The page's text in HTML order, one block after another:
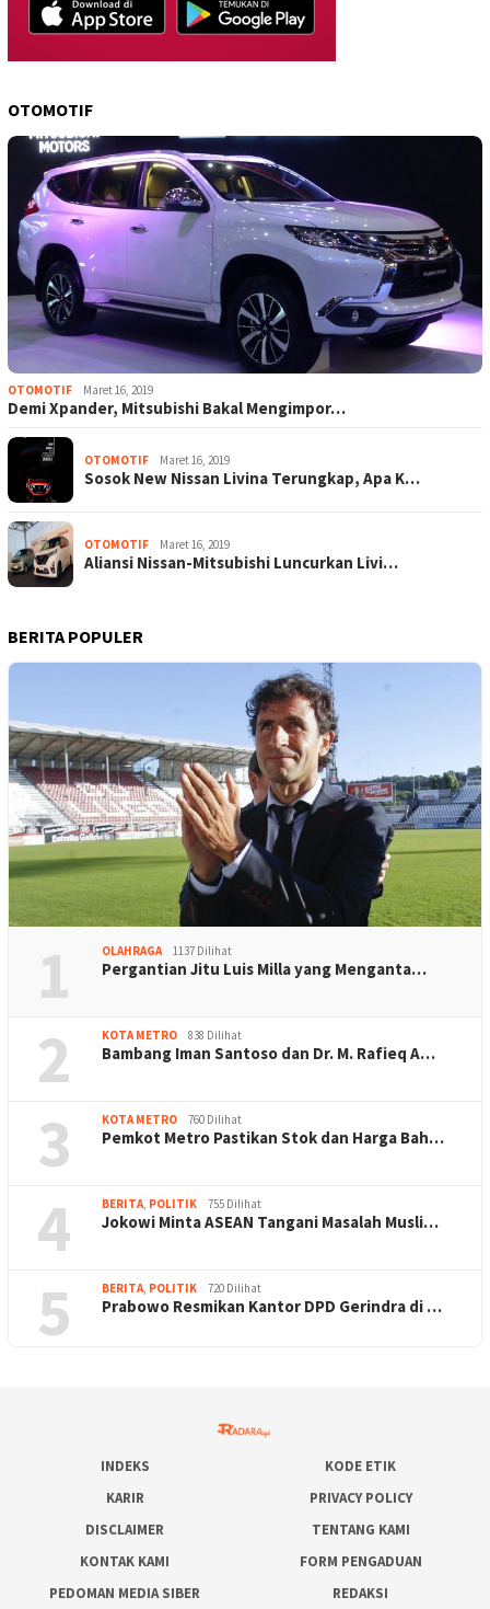
OTOMOTIF
OTOMOTIF Maret 16, 2019
Demi Xpander, Mitsubishi Bakal Mengimpor…
OTOMOTIF Maret 16, 2019
Sosok New Nissan Livina Terungkap, Apa K…
OTOMOTIF Maret 16, 2019
Aliansi Nissan-Mitsubishi Luncurkan Livi…
BERITA POPULER
1 OLAHRAGA 1137 Dilihat
Pergantian Jitu Luis Milla yang Menganta…
2 KOTA METRO 838 Dilihat
Bambang Iman Santoso dan Dr. M. Rafieq A…
3 KOTA METRO 760 Dilihat
Pemkot Metro Pastikan Stok dan Harga Bah…
4 BERITA, POLITIK 755 Dilihat
Jokowi Minta ASEAN Tangani Masalah Musli…
5 BERITA, POLITIK 720 Dilihat
Prabowo Resmikan Kantor DPD Gerindra di …
INDEKS
KODE ETIK
KARIR
PRIVACY POLICY
DISCLAIMER
TENTANG KAMI
KONTAK KAMI
FORM PENGADUAN
PEDOMAN MEDIA SIBER
REDAKSI